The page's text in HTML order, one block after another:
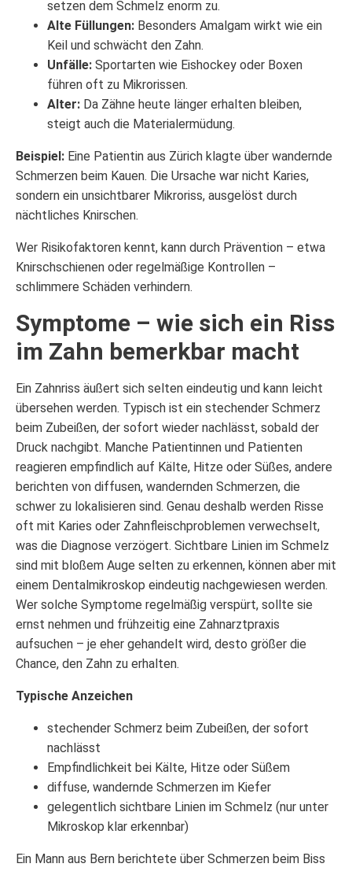
setzen dem Schmelz enorm zu.
Alte Füllungen: Besonders Amalgam wirkt wie ein
Keil und schwächt den Zahn.
Unfälle: Sportarten wie Eishockey oder Boxen
führen oft zu Mikrorissen.
Alter: Da Zähne heute länger erhalten bleiben,
steigt auch die Materialermüdung.
Beispiel: Eine Patientin aus Zürich klagte über wandernde
Schmerzen beim Kauen. Die Ursache war nicht Karies,
sondern ein unsichtbarer Mikroriss, ausgelöst durch
nächtliches Knirschen.
Wer Risikofaktoren kennt, kann durch Prävention – etwa
Knirschschienen oder regelmäßige Kontrollen –
schlimmere Schäden verhindern.
Symptome – wie sich ein Riss
im Zahn bemerkbar macht
Ein Zahnriss äußert sich selten eindeutig und kann leicht
übersehen werden. Typisch ist ein stechender Schmerz
beim Zubeißen, der sofort wieder nachlässt, sobald der
Druck nachgibt. Manche Patientinnen und Patienten
reagieren empfindlich auf Kälte, Hitze oder Süßes, andere
berichten von diffusen, wandernden Schmerzen, die
schwer zu lokalisieren sind. Genau deshalb werden Risse
oft mit Karies oder Zahnfleischproblemen verwechselt,
was die Diagnose verzögert. Sichtbare Linien im Schmelz
sind mit bloßem Auge selten zu erkennen, können aber mit
einem Dentalmikroskop eindeutig nachgewiesen werden.
Wer solche Symptome regelmäßig verspürt, sollte sie
ernst nehmen und frühzeitig eine Zahnarztpraxis
aufsuchen – je eher gehandelt wird, desto größer die
Chance, den Zahn zu erhalten.
Typische Anzeichen
stechender Schmerz beim Zubeißen, der sofort
nachlässt
Empfindlichkeit bei Kälte, Hitze oder Süßem
diffuse, wandernde Schmerzen im Kiefer
gelegentlich sichtbare Linien im Schmelz (nur unter
Mikroskop klar erkennbar)
Ein Mann aus Bern berichtete über Schmerzen beim Biss